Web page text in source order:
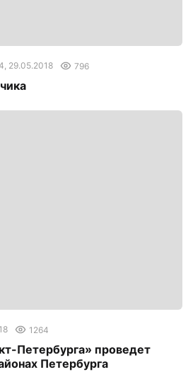
29.05.2018 796
1264
Петербурга» проведет
Петербурга